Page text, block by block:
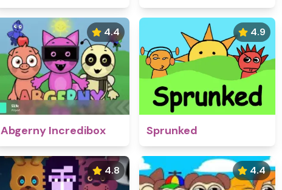
4.4
Abgerny Incredibox
4.9
Sprunked
4.8 4.4